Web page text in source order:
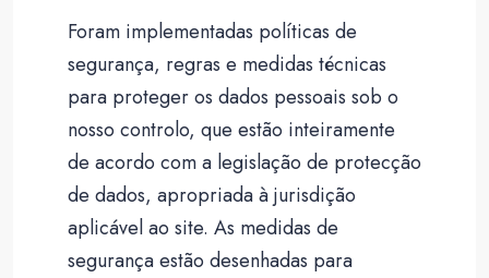
Foram implementadas políticas de
segurança, regras e medidas técnicas
para proteger os dados pessoais sob o
nosso controlo, que estão inteiramente
de acordo com a legislação de protecção
de dados, apropriada à jurisdição
aplicável ao site. As medidas de
segurança estão desenhadas para